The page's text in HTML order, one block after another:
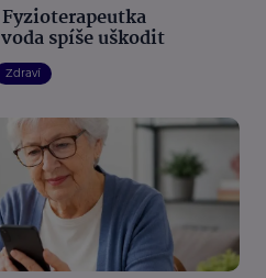
spíše uškodit
Zdraví